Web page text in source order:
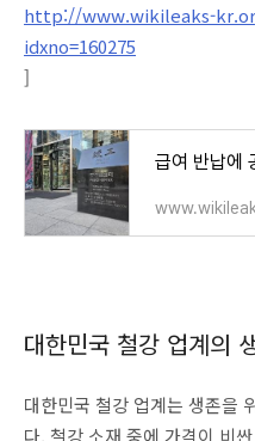
http://www.wikileaks-
idxno=160275
]
대한민국 철강 업계의
대한민국 철강 업계는 생존을
다. 철강 소재 중에 가격이 비